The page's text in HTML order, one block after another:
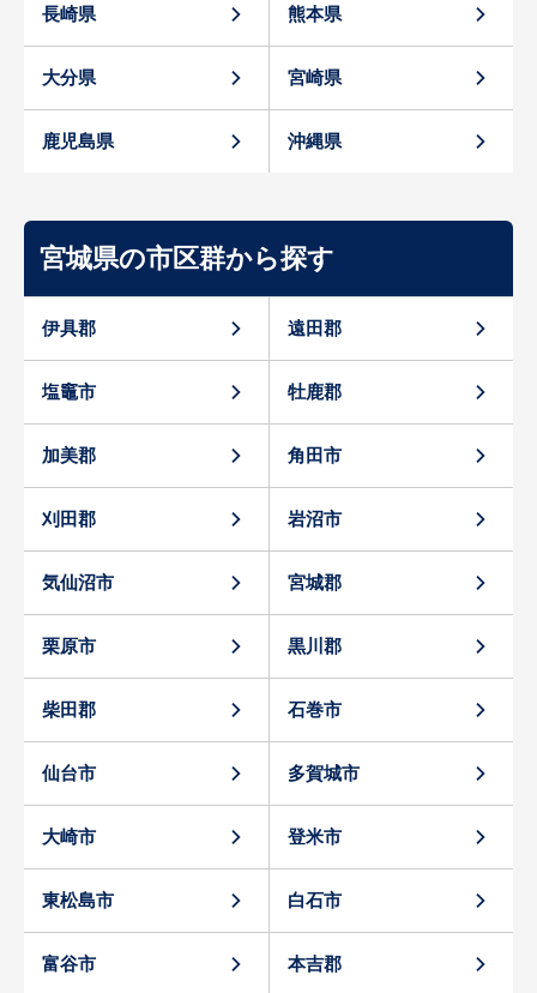
長崎県 熊本県
大分県 宮崎県
鹿児島県 沖縄県
宮城県の市区群から探す
伊具郡 遠田郡
塩竈市 牡鹿郡
加美郡 角田市
刈田郡 岩沼市
気仙沼市 宮城郡
栗原市 黒川郡
柴田郡 石巻市
仙台市 多賀城市
大崎市 登米市
東松島市 白石市
富谷市 本吉郡